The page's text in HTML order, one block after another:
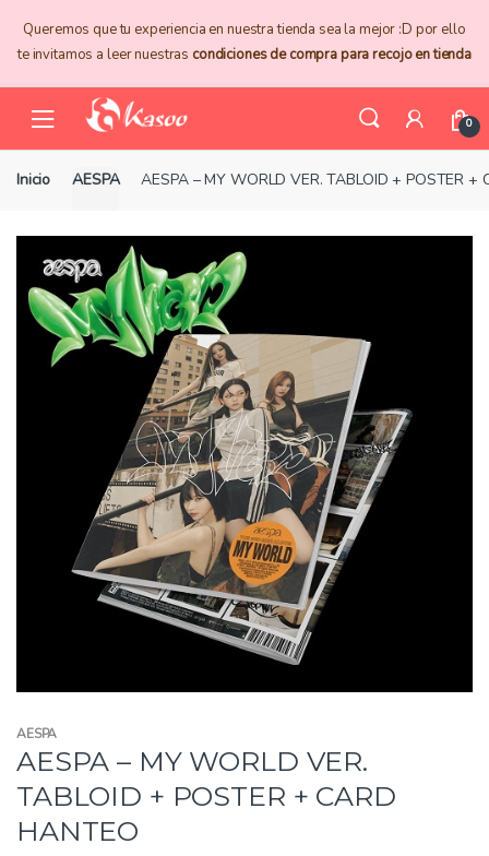
navigation
content
Queremos que tu experiencia en nuestra tienda sea la mejor :D por ello
te invitamos a leer nuestras condiciones de compra para recojo en tienda
0
Inicio AESPA AESPA – MY WORLD VER. TABLOID + POSTER +
AESPA
AESPA – MY WORLD VER.
TABLOID + POSTER + CARD
HANTEO